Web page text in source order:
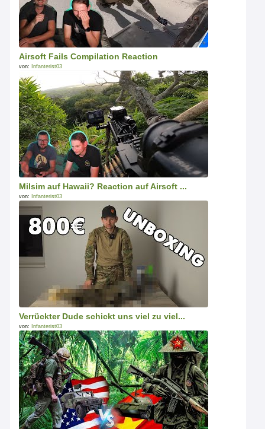
Airsoft Fails Compilation Reaction
von: Infanterist03
Milsim auf Hawaii? Reaction auf Airsoft ...
von: Infanterist03
Verrückter Dude schickt uns viel zu viel...
von: Infanterist03